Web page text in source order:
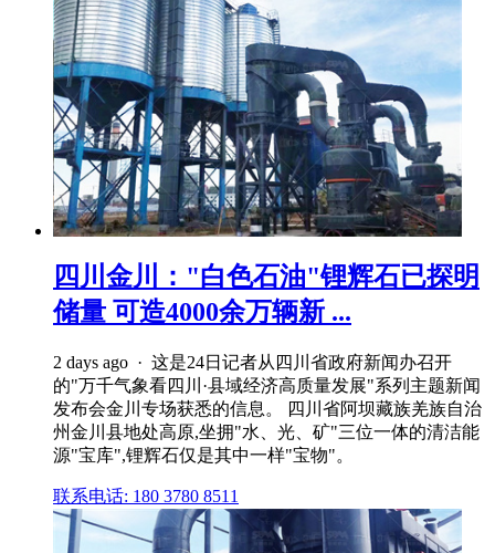
四川金川："白色石油"锂辉石已探明
储量 可造4000余万辆新 ...
2 days ago · 这是24日记者从四川省政府新闻办召开
的"万千气象看四川·县域经济高质量发展"系列主题新闻
发布会金川专场获悉的信息。 四川省阿坝藏族羌族自治
州金川县地处高原,坐拥"水、光、矿"三位一体的清洁能
源"宝库",锂辉石仅是其中一样"宝物"。
联系电话: 180 3780 8511